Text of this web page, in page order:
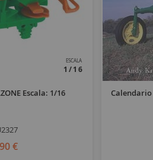
ESCALA
1/16
Escala: 1/16
€
Calendario